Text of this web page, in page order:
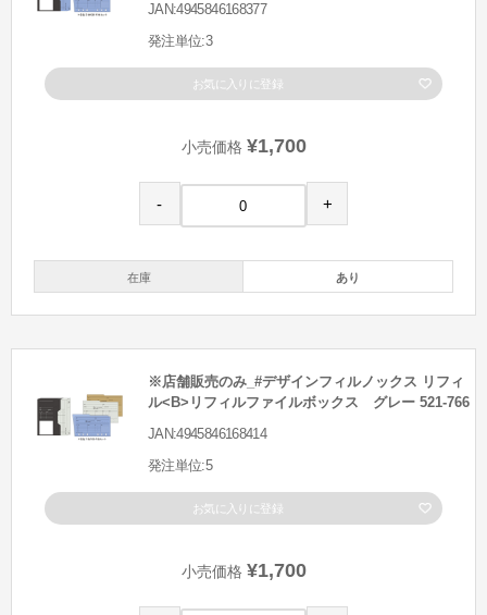
JAN:4945846168377
発注単位:3
お気に入りに登録
小売価格 ¥1,700
- +
在庫 あり
※店舗販売のみ_#デザインフィルノックス リフィ
ル<B>リフィルファイルボックス グレー 521-766
JAN:4945846168414
発注単位:5
お気に入りに登録
小売価格 ¥1,700